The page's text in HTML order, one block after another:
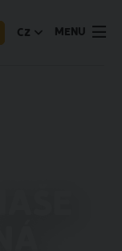
CZ MENU